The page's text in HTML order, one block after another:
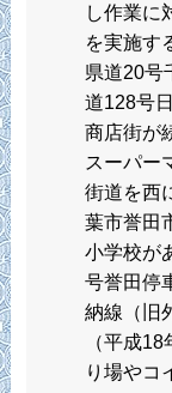
し作業に
を実施す
県道20号
道128号
商店街が
スーパー
街道を西
葉市誉田
小学校が
号誉田停
納線（旧
（平成
り場やコ